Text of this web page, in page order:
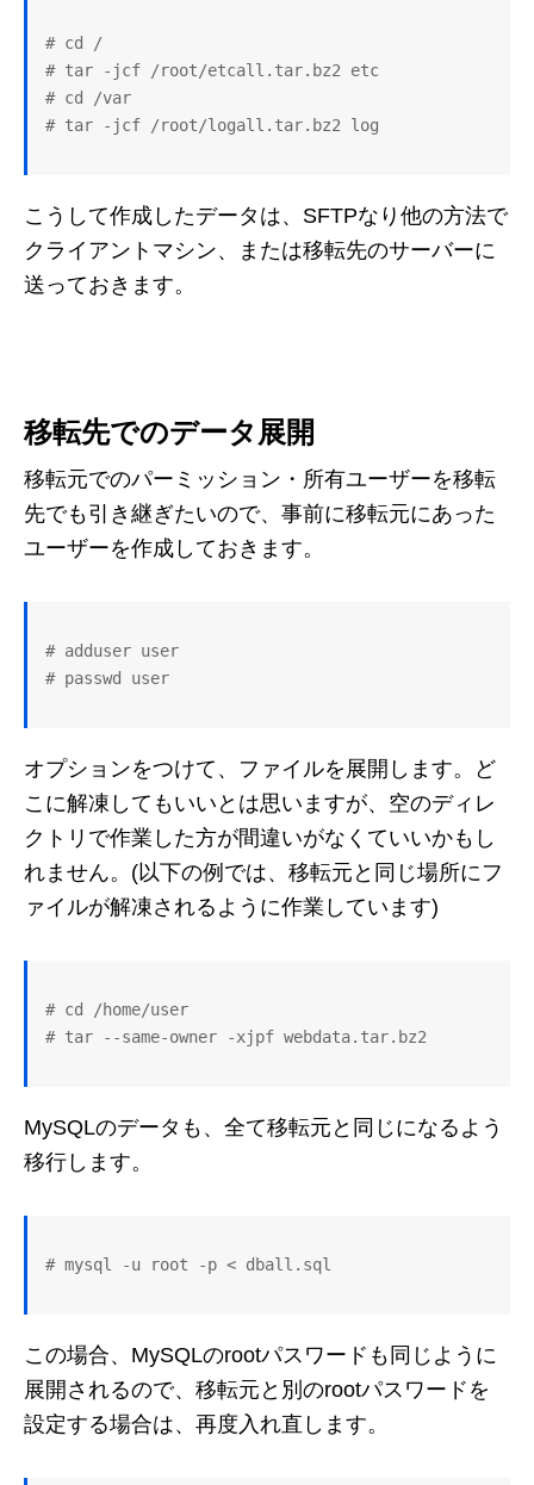
# cd /
# tar -jcf /root/etcall.tar.bz2 etc
# cd /var
こうして作成したデータは、SFTPなり他の方法で
クライアントマシン、または移転先のサーバーに
送っておきます。
移転先でのデータ展開
移転元でのパーミッション・所有ユーザーを移転
先でも引き継ぎたいので、事前に移転元にあった
ユーザーを作成しておきます。
# adduser user
オプションをつけて、ファイルを展開します。ど
こに解凍してもいいとは思いますが、空のディレ
クトリで作業した方が間違いがなくていいかもし
れません。(以下の例では、移転元と同じ場所にフ
ァイルが解凍されるように作業しています)
# cd /home/user
MySQLのデータも、全て移転元と同じになるよう
移行します。
この場合、MySQLのrootパスワードも同じように
展開されるので、移転元と別のrootパスワードを
設定する場合は、再度入れ直します。